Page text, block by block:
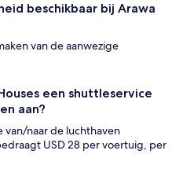
beschikbaar bij Arawa
van de aanwezige
een shuttleservice
aan?
van/naar de luchthaven
USD 28 per voertuig, per